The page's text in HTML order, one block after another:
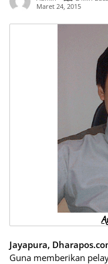
Maret 24, 2015
Jayapura,
Guna memberikan